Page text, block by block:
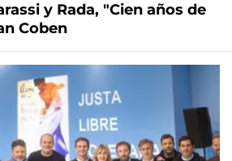
y Rada, "Cien años de
Coben